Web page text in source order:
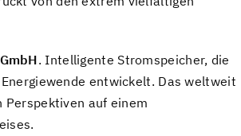
. Intelligente Stromspeicher, die
entwickelt. Das weltweit
Perspektiven auf einem